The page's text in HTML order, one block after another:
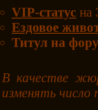
VIP-статус на
Ездовое
Титул на
В качестве
изменять число